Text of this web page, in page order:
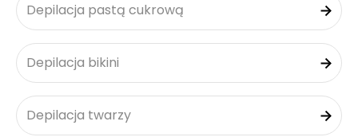
Depilacja pastą cukrową
Depilacja bikini
Depilacja twarzy